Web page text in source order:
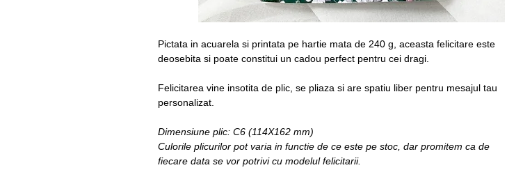
Pictata in acuarela si printata pe hartie mata de 240 g, aceasta felicitare este
deosebita si poate constitui un cadou perfect pentru cei dragi.
Felicitarea vine insotita de plic, se pliaza si are spatiu liber pentru mesajul tau
personalizat.
Dimensiune plic: C6 (114X162 mm)
Culorile plicurilor pot varia in functie de ce este pe stoc, dar promitem ca de
fiecare data se vor potrivi cu modelul felicitarii.